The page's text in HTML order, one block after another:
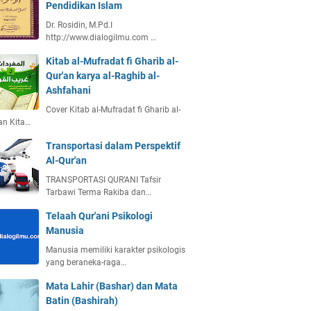
Pendidikan Islam
Dr. Rosidin, M.Pd.I
http://www.dialogilmu.com …
Kitab al-Mufradat fi Gharib al-
Qur'an karya al-Raghib al-
Ashfahani
Cover Kitab al-Mufradat fi Gharib al-
Kita…
Transportasi dalam Perspektif
Al-Qur'an
TRANSPORTASI QUR’ANI Tafsir
Tarbawi Terma Rakiba dan…
Telaah Qur'ani Psikologi
Manusia
Manusia memiliki karakter psikologis
yang beraneka-raga…
Mata Lahir (Bashar) dan Mata
Batin (Bashirah)